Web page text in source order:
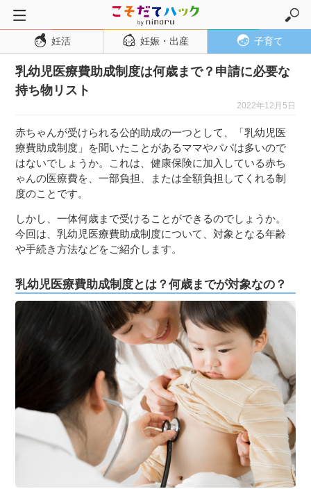
トップページ
妊活
妊娠・出産
妊娠初期
妊娠中期
妊娠後期
出産
子育て・育児
１歳児
妊活 妊娠・出産 子育て
乳幼児医療費助成制度は何歳まで？申請に必要な
持ち物リスト
2022年12月5日
赤ちゃんが受けられる公的助成の一つとして、「乳幼児医
療費助成制度」を聞いたことがあるママやパパは多いので
はないでしょうか。これは、健康保険に加入している赤ち
ゃんの医療費を、一部負担、または全額負担してくれる制
度のことです。
しかし、一体何歳まで受けることができるのでしょうか。
今回は、乳幼児医療費助成制度について、対象となる年齢
や手続き方法などをご紹介します。
乳幼児医療費助成制度とは？何歳までが対象なの？